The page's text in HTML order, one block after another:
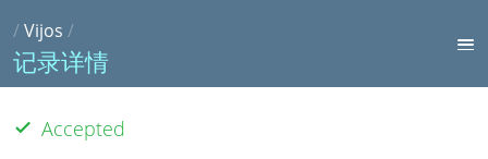
/Vijos /
记录详情
Accepted